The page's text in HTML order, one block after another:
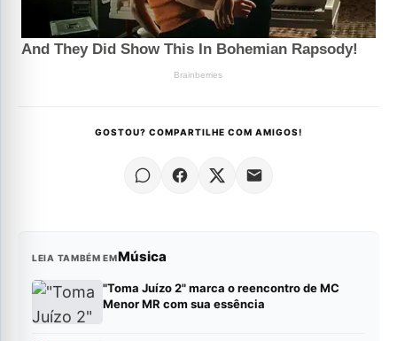
GOSTOU? COMPARTILHE COM AMIGOS!
LEIA TAMBÉM EMMúsica
"Toma Juízo 2" marca o reencontro de MC
Menor MR com sua essência